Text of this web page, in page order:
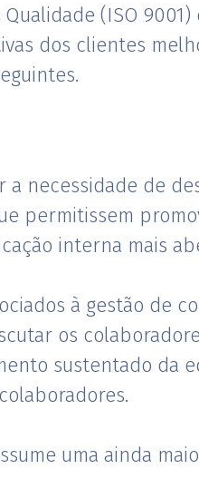
(ISO
dos clientes
a necessidade de
permitissem
interna mais
à gestão de
os
sustentado da
uma ainda